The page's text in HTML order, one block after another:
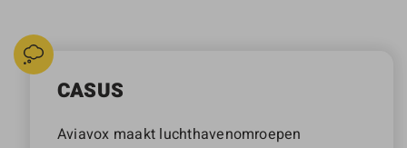
CASUS
Aviavox maakt luchthavenomroepen